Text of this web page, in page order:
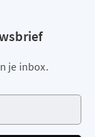
je inbox.